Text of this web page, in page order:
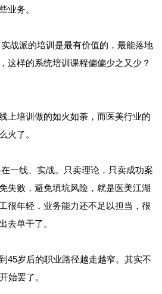
业务。
派的培训是最有价值的，最能落地
这样的系统培训课程偏偏少之又少？
培训做的如火如荼，而医美行业的
火了。
线、实战。只卖理论，只卖成功案
失败，避免填坑风险，就是医美江湖
很年轻，业务能力还不足以担当，很
去单干了。
岁后的职业路径越走越窄。其实不
始罢了。